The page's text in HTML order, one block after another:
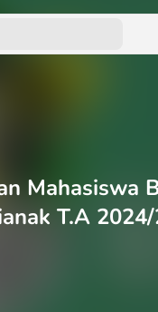
Mahasiswa
T.A